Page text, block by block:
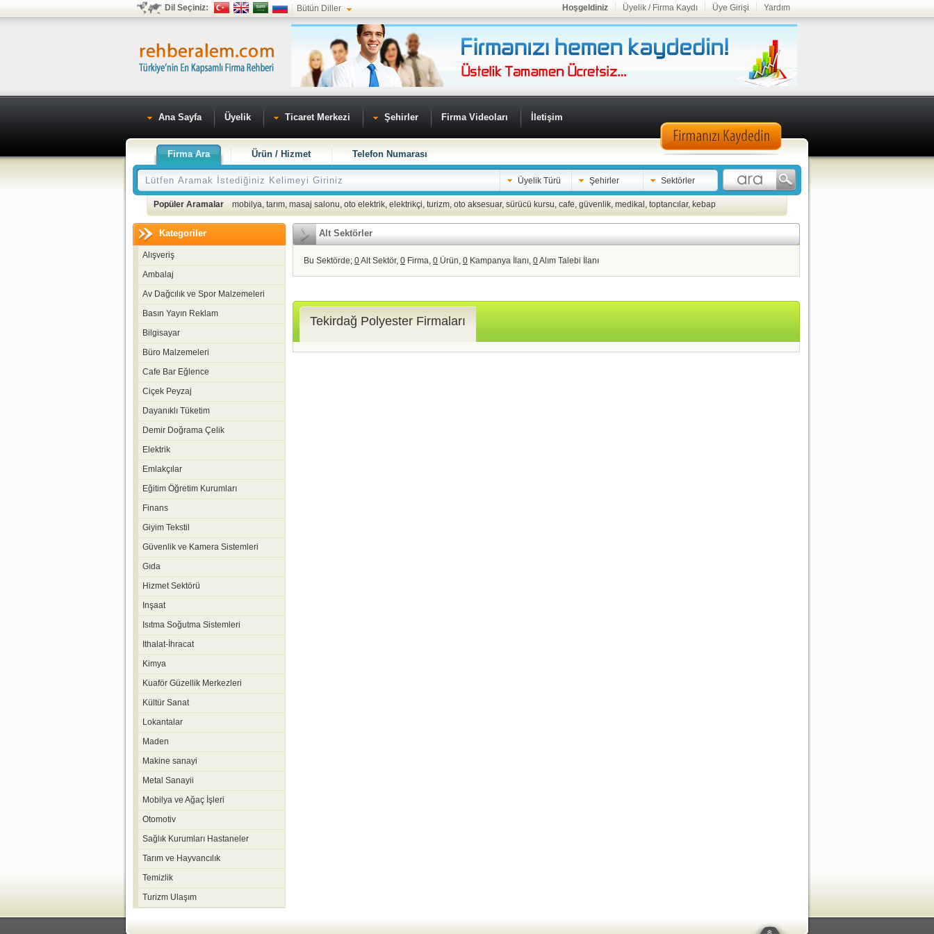
Dil Seçiniz: Bütün Diller Hoşgeldiniz Üyelik / Firma Kaydı Üye Girişi Yardım
Ana Sayfa Üyelik Ticaret Merkezi Şehirler Firma Videoları İletişim
Firma Ara Ürün / Hizmet Telefon Numarası
Üyelik Türü Şehirler Sektörler
Popüler Aramalar mobilya, tarım, masaj salonu, oto elektrik, elektrikçi, turizm, oto aksesuar, sürücü kursu, cafe, güvenlik, medikal , toptancılar, kebap
Kategoriler
Alışveriş
Ambalaj
Av Dağcılık ve Spor Malzemeleri
Basın Yayın Reklam
Bilgisayar
Büro Malzemeleri
Cafe Bar Eğlence
Ciçek Peyzaj
Dayanıklı Tüketim
Demir Doğrama Çelik
Elektrik
Emlakçılar
Eğitim Öğretim Kurumları
Finans
Giyim Tekstil
Güvenlik ve Kamera Sistemleri
Gıda
Hizmet Sektörü
Inşaat
Isıtma Soğutma Sistemleri
Ithalat-İhracat
Kimya
Kuaför Güzellik Merkezleri
Kültür Sanat
Lokantalar
Maden
Makine sanayi
Metal Sanayii
Mobilya ve Ağaç İşleri
Otomotiv
Sağlık Kurumları Hastaneler
Tarım ve Hayvancılık
Temizlik
Turizm Ulaşım
Alt Sektörler
Bu Sektörde; 0Alt Sektör, 0 Firma, 0 Ürün, 0 Kampanya İlanı, 0Alım Talebi İlanı
Tekirdağ Polyester Firmaları